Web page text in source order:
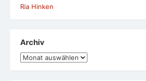
Ria Hinken
Archiv
Archiv